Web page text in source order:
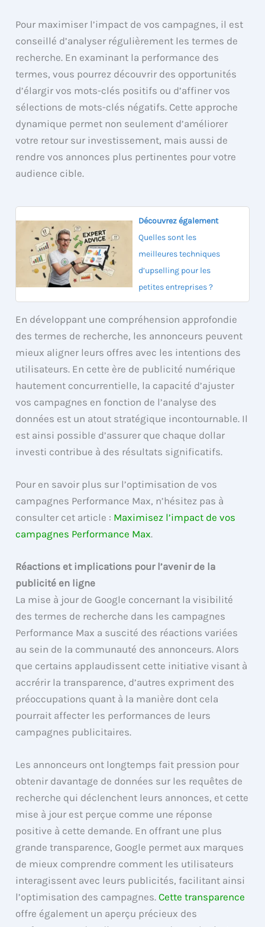
Pour maximiser l’impact de vos campagnes, il est
conseillé d’analyser régulièrement les termes de
recherche. En examinant la performance des
termes, vous pourrez découvrir des opportunités
d’élargir vos mots-clés positifs ou d’affiner vos
sélections de mots-clés négatifs. Cette approche
dynamique permet non seulement d’améliorer
votre retour sur investissement, mais aussi de
rendre vos annonces plus pertinentes pour votre
audience cible.
Découvrez également
Quelles sont les
meilleures techniques
d’upselling pour les
petites entreprises ?
En développant une compréhension approfondie
des termes de recherche, les annonceurs peuvent
mieux aligner leurs offres avec les intentions des
utilisateurs. En cette ère de publicité numérique
hautement concurrentielle, la capacité d’ajuster
vos campagnes en fonction de l’analyse des
données est un atout stratégique incontournable. Il
est ainsi possible d’assurer que chaque dollar
investi contribue à des résultats significatifs.
Pour en savoir plus sur l’optimisation de vos
campagnes Performance Max, n’hésitez pas à
consulter cet article : Maximisez l’impact de vos
campagnes Performance Max.
Réactions et implications pour l’avenir de la
publicité en ligne
La mise à jour de Google concernant la visibilité
des termes de recherche dans les campagnes
Performance Max a suscité des réactions variées
au sein de la communauté des annonceurs. Alors
que certains applaudissent cette initiative visant à
accrérir la transparence, d’autres expriment des
préoccupations quant à la manière dont cela
pourrait affecter les performances de leurs
campagnes publicitaires.
Les annonceurs ont longtemps fait pression pour
obtenir davantage de données sur les requêtes de
recherche qui déclenchent leurs annonces, et cette
mise à jour est perçue comme une réponse
positive à cette demande. En offrant une plus
grande transparence, Google permet aux marques
de mieux comprendre comment les utilisateurs
interagissent avec leurs publicités, facilitant ainsi
l’optimisation des campagnes.Cette transparence
offre également un aperçu précieux des